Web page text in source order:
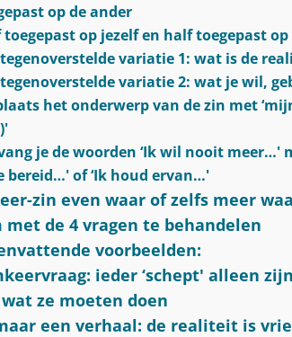
op de ander
op jezelf en half toegepast
variatie 1: wat is de
variatie 2: wat je wil,
het onderwerp van de zin met
je de woorden ‘Ik wil nooit meer…'
bereid…' of ‘Ik houd ervan…'
zin even waar of zelfs meer
met de 4 vragen te behandelen
voorbeelden:
ieder ‘schept' alleen
ze moeten doen
een verhaal: de realiteit is